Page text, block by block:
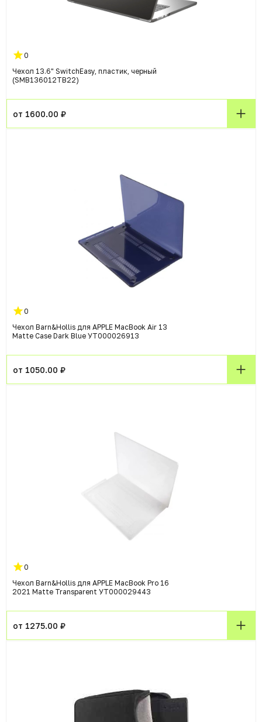
0
Чехол 13.6" SwitchEasy, пластик, черный
(SMB136012TB22)
от 1600.00 ₽
0
Чехол Barn&Hollis для APPLE MacBook Air 13
Matte Case Dark Blue УТ000026913
от 1050.00 ₽
0
Чехол Barn&Hollis для APPLE MacBook Pro 16
2021 Matte Transparent УТ000029443
от 1275.00 ₽